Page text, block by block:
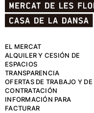
EL MERCAT
ALQUILER Y CESIÓN DE
ESPACIOS
TRANSPARENCIA
OFERTAS DE TRABAJO Y DE
CONTRATACIÓN
INFORMACIÓN PARA
FACTURAR